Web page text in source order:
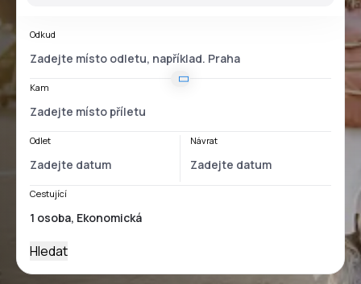
Odkud
Kam
Odlet Návrat
Cestující
Hledat